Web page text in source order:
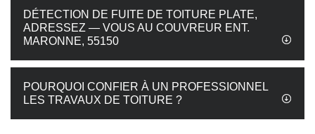
DÉTECTION DE FUITE DE TOITURE PLATE,
ADRESSEZ — VOUS AU COUVREUR ENT.
MARONNE, 55150
POURQUOI CONFIER À UN PROFESSIONNEL
LES TRAVAUX DE TOITURE ?